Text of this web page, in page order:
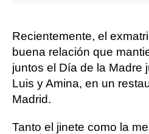
Recientemente, el
buena relación que
juntos el Día de la Madre
Luis y Amina, en un
Madrid.
Tanto el jinete como la